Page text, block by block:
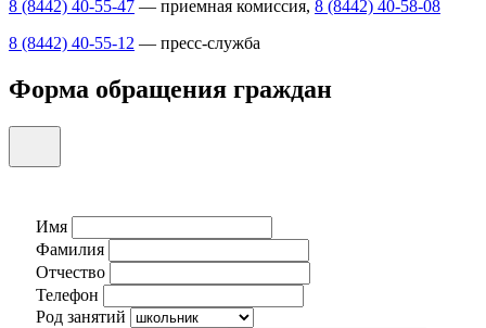
8 (8442) 40-55-47 — приемная комиссия, 8 (8442) 40-58-08
8 (8442) 40-55-12 — пресс-служба
Форма обращения граждан
Имя
Фамилия
Отчество
Телефон
Род занятий